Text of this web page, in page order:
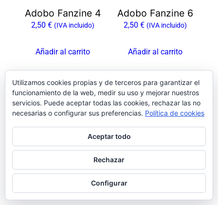
Adobo Fanzine 4
2,50€ (IVA incluido)
Añadir al carrito
Adobo Fanzine 6
2,50 € (IVA incluido)
Añadir al carrito
Facebook
Instagram
LinkedIn
X Bluesky
Pinterest
Utilizamos cookies propias y de terceros para garantizar el
funcionamiento de la web, medir su uso y mejorar nuestros
servicios. Puede aceptar todas las cookies, rechazar las no
necesarias o configurar sus preferencias. Política de cookies
Aceptar todo
Rechazar
Configurar